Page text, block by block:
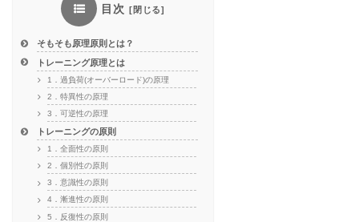
目次
そもそも原理原則とは？
トレーニング原理とは
1．過負荷(オーバーロード)の原理
2．特異性の原理
3．可逆性の原理
トレーニングの原則
1．全面性の原則
2．個別性の原則
3．意識性の原則
4．漸進性の原則
5．反復性の原則